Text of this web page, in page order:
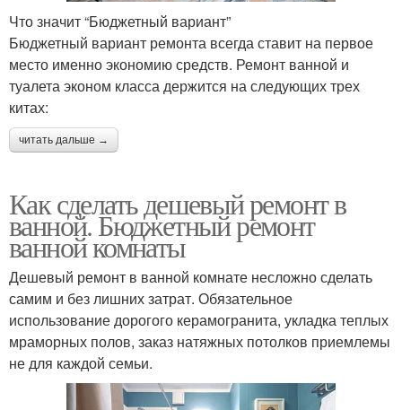
Что значит “Бюджетный вариант”
Бюджетный вариант ремонта всегда ставит на первое
место именно экономию средств. Ремонт ванной и
туалета эконом класса держится на следующих трех
китах:
читать дальше →
Как сделать дешевый ремонт в
ванной. Бюджетный ремонт
ванной комнаты
Дешевый ремонт в ванной комнате несложно сделать
самим и без лишних затрат. Обязательное
использование дорогого керамогранита, укладка теплых
мраморных полов, заказ натяжных потолков приемлемы
не для каждой семьи.